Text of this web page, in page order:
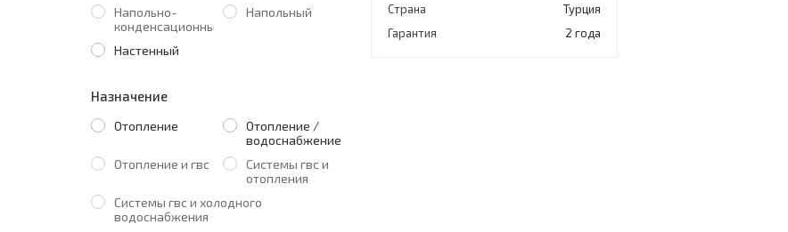
Напольно-
конденсационный
Напольный
Настенный
Назначение
Отопление
Отопление /
водоснабжение
Отопление и гвс
Системы гвс и
отопления
Системы гвс и холодного
водоснабжения
Страна
Турция
Гарантия
2 года